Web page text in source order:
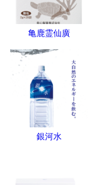
亀鹿霊仙廣
銀河水